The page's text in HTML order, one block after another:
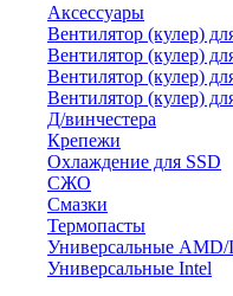
Аксессуары
Вентилятор (кулер)
Вентилятор (кулер)
Вентилятор (кулер)
Вентилятор (кулер)
Д/винчестера
Крепежи
Охлаждение для SSD
СЖО
Смазки
Термопасты
Универсальные AMD/
Универсальные Intel